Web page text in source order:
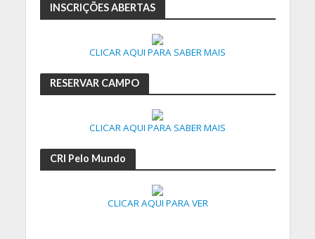
INSCRIÇÕES ABERTAS
CLICAR AQUI PARA SABER MAIS
RESERVAR CAMPO
CLICAR AQUI PARA SABER MAIS
CRI Pelo Mundo
CLICAR AQUI PARA VER